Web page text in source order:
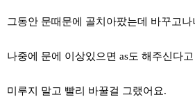
그동안 문때문에 골치아팠는데 바꾸고
나중에 문에 이상있으면 as도 해주신다
미루지 말고 빨리 바꿀걸 그랬어요.